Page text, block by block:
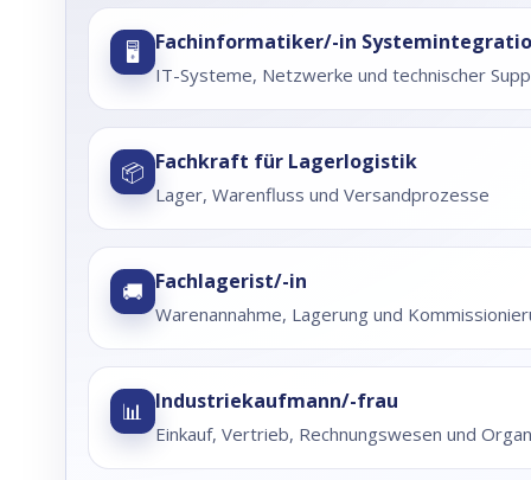
🖥️ Fachinformatiker/-in
IT-Systeme, Netzwerke und technischer
📦 Fachkraft für Lagerlogistik
Lager, Warenfluss und Versandprozesse
🚚 Fachlagerist/-in
Warenannahme, Lagerung und
📊 Industriekaufmann/-frau
Einkauf, Vertrieb, Rechnungswesen und